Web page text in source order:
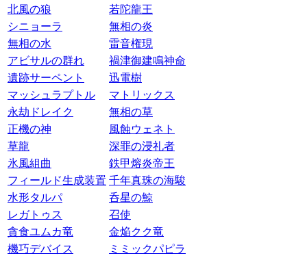
北風の狼
若陀龍王
シニョーラ
無相の炎
無相の水
雷音権現
アビサルの群れ
禍津御建鳴神命
遺跡サーペント
迅電樹
マッシュラプトル
マトリックス
永劫ドレイク
無相の草
正機の神
風蝕ウェネト
草龍
深罪の浸礼者
氷風組曲
鉄甲熔炎帝王
フィールド生成装置 千年真珠の海駿
水形タルパ
呑星の鯨
レガトゥス
召使
貪食ユムカ竜
金焔クク竜
機巧デバイス
ミミックパピラ